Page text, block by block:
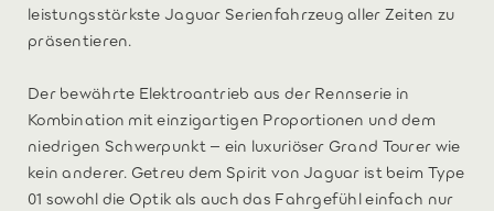
leistungsstärkste Jaguar Serienfahrzeug aller Zeiten zu
präsentieren.
Der bewährte Elektroantrieb aus der Rennserie in
Kombination mit einzigartigen Proportionen und dem
niedrigen Schwerpunkt – ein luxuriöser Grand Tourer wie
kein anderer. Getreu dem Spirit von Jaguar ist beim Type
01 sowohl die Optik als auch das Fahrgefühl einfach nur